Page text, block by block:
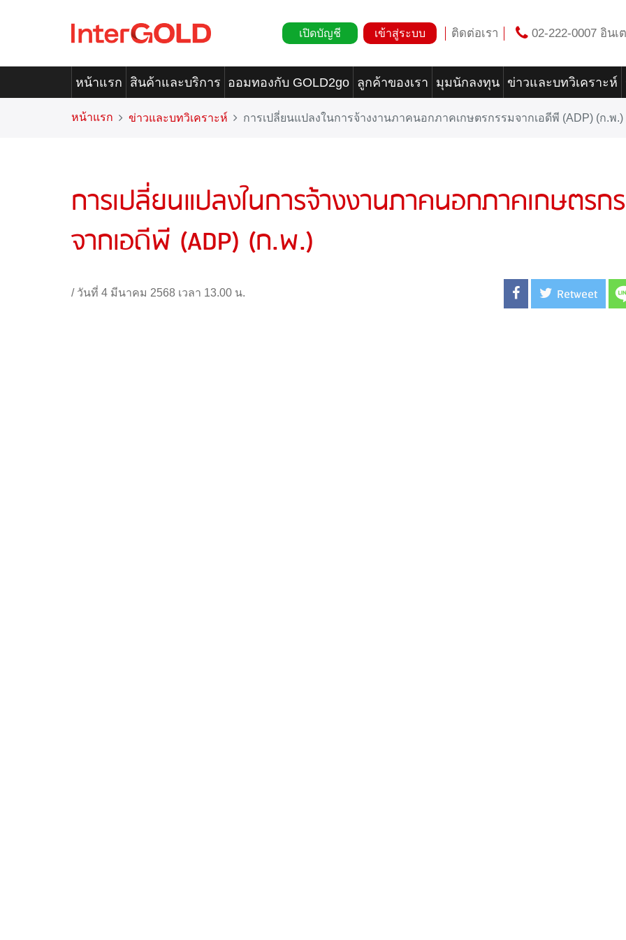
เปิดบัญชี เข้าสู่ระบบ ติดต่อเรา 02-222-0007 อินเ
หน้าแรก สินค้าและบริการ ออมทองกับ GOLD2go ลูกค้าของเรา มุมนักลงทุน ข่าวและบทวิเคราะห์
หน้าแรก ข่าวและบทวิเคราะห์ การเปลี่ยนแปลงในการจ้างงานภาคนอกภาคเกษตรกรรมจากเอดีพี (ADP) (ก.พ.)
การเปลี่ยนแปลงในการจ้างงานภาคนอกภาคเกษตรก
จากเอดีพี (ADP) (ก.พ.)
/ วันที่ 4 มีนาคม 2568 เวลา 13.00 น. Retweet